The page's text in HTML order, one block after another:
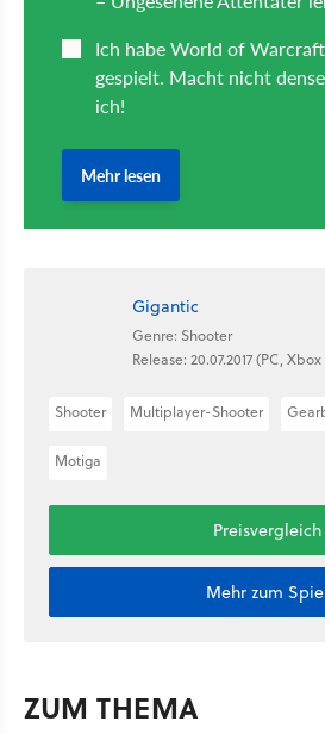
Gigantic
Genre: Shooter
Release: 20.07.2017 (PC,
Shooter Multiplayer-Shooter
Motiga
Preisvergleich
Mehr zum
ZUM THEMA